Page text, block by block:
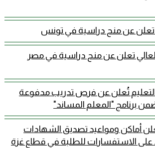
تعلن عن منح دراسية في تونس
العالي تعلن عن منح دراسية في مصر
والتعليم تُعلن عن فرص تدريب مدفوعة
برنامج "المعلم المساند"
تعلن أماكن ومواعيد تصديق الشهادات
على الاستفسارات للطلبة في قطاع غزة